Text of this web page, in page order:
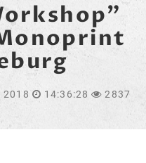
2018 14:36:28 2837